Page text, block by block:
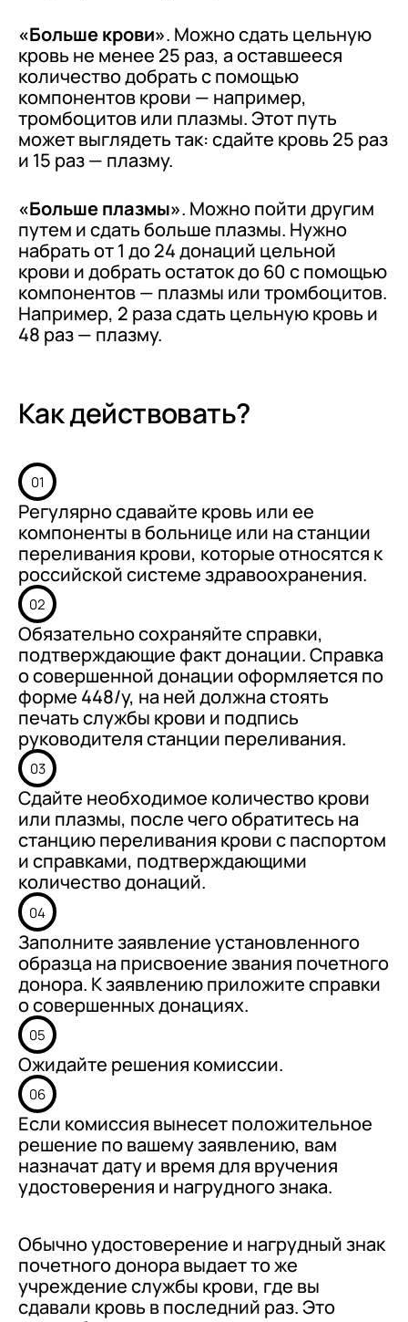
«Больше крови». Можно сдать цельную
кровь не менее 25 раз, а оставшееся
количество добрать с помощью
компонентов крови — например,
тромбоцитов или плазмы. Этот путь
может выглядеть так: сдайте кровь 25 раз
и 15 раз — плазму.
«Больше плазмы». Можно пойти другим
путем и сдать больше плазмы. Нужно
набрать от 1 до 24 донаций цельной
крови и добрать остаток до 60 с помощью
компонентов — плазмы или тромбоцитов.
Например, 2 раза сдать цельную кровь и
48 раз — плазму.
Как действовать?
01
Регулярно сдавайте кровь или ее
компоненты в больнице или на станции
переливания крови, которые относятся к
российской системе здравоохранения.
02
Обязательно сохраняйте справки,
подтверждающие факт донации. Справка
о совершенной донации оформляется по
форме 448/у, на ней должна стоять
печать службы крови и подпись
руководителя станции переливания.
03
Сдайте необходимое количество крови
или плазмы, после чего обратитесь на
станцию переливания крови с паспортом
и справками, подтверждающими
количество донаций.
04
Заполните заявление установленного
образца на присвоение звания почетного
донора. К заявлению приложите справки
о совершенных донациях.
05
Ожидайте решения комиссии.
06
Если комиссия вынесет положительное
решение по вашему заявлению, вам
назначат дату и время для вручения
удостоверения и нагрудного знака.
Обычно удостоверение и нагрудный знак
почетного донора выдает то же
учреждение службы крови, где вы
сдавали кровь в последний раз. Это